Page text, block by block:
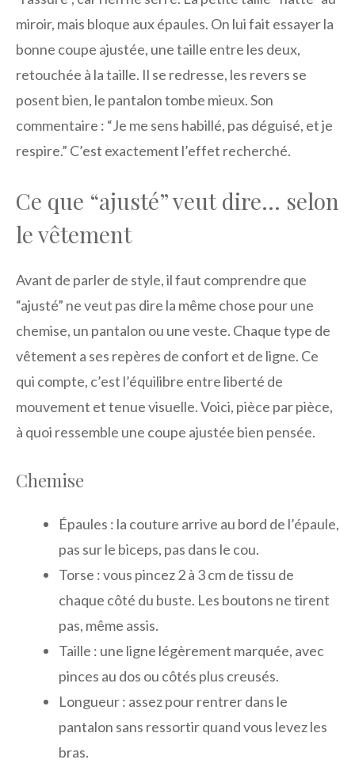
miroir, mais bloque aux épaules. On lui fait essayer la
bonne coupe ajustée, une taille entre les deux,
retouchée à la taille. Il se redresse, les revers se
posent bien, le pantalon tombe mieux. Son
commentaire : “Je me sens habillé, pas déguisé, et je
respire.” C’est exactement l’effet recherché.
Ce que “ajusté” veut dire… selon
le vêtement
Avant de parler de style, il faut comprendre que
“ajusté” ne veut pas dire la même chose pour une
chemise, un pantalon ou une veste. Chaque type de
vêtement a ses repères de confort et de ligne. Ce
qui compte, c’est l’équilibre entre liberté de
mouvement et tenue visuelle. Voici, pièce par pièce,
à quoi ressemble une coupe ajustée bien pensée.
Chemise
Épaules : la couture arrive au bord de l’épaule,
pas sur le biceps, pas dans le cou.
Torse : vous pincez 2 à 3 cm de tissu de
chaque côté du buste. Les boutons ne tirent
pas, même assis.
Taille : une ligne légèrement marquée, avec
pinces au dos ou côtés plus creusés.
Longueur : assez pour rentrer dans le
pantalon sans ressortir quand vous levez les
bras.